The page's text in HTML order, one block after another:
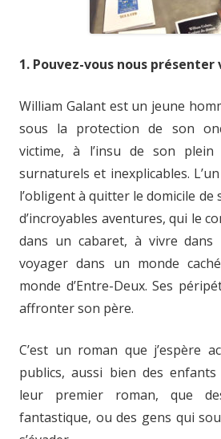
1. Pouvez-vous nous
William Galant est un jeune
sous la protection de son
victime, à l’insu de son plein
surnaturels et inexplicables.
l’obligent à quitter le domicile de
d’incroyables aventures, qui le
dans un cabaret, à vivre
voyager dans un monde
monde d’Entre-Deux. Ses
affronter son père.
C’est un roman que j’espère
publics, aussi bien des
leur premier roman, que
fantastique, ou des gens qui